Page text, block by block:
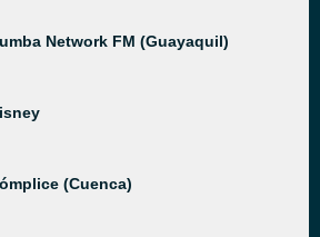
Network FM (Guayaquil)
(Cuenca)